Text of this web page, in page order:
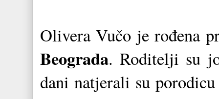
Olivera Vučo je rođena
Beograda. Roditelji su
dani natjerali su